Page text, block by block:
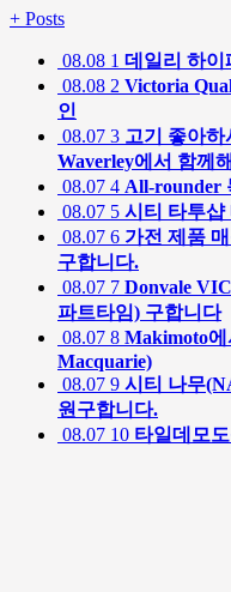
+ Posts
08.08 1 데일리 하이
08.08 2 Victoria
인
08.07 3 고기 좋아하
Waverley에서 함께
08.07 4 All-rounder
08.07 5 시티 타투샵
08.07 6 가전 제품
구합니다.
08.07 7 Donvale
파트타임) 구합니다
08.07 8 Makimoto에
Macquarie)
08.07 9 시티 나무
원구합니다.
08.07 10 타일데모